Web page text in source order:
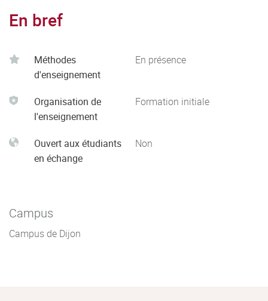
En bref
Méthodes
d'enseignement
En présence
Organisation de
l'enseignement
Formation initiale
Ouvert aux étudiants
en échange
Non
Campus
Campus de Dijon